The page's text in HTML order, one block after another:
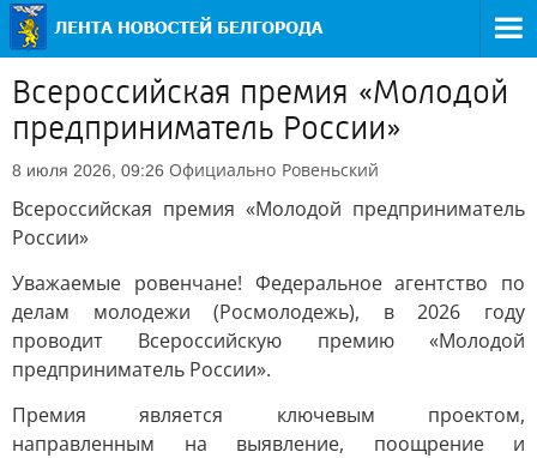
Всероссийская премия «Молодой
предприниматель России»
8 июля 2026, 09:26 Официально Ровеньский
Всероссийская премия «Молодой предприниматель
России»
Уважаемые ровенчане! Федеральное агентство по
делам молодежи (Росмолодежь), в 2026 году
проводит Всероссийскую премию «Молодой
предприниматель России».
Премия является ключевым проектом,
направленным на выявление, поощрение и